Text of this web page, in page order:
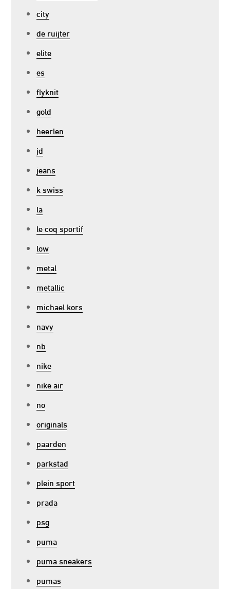
city
de ruijter
elite
es
flyknit
gold
heerlen
jd
jeans
k swiss
la
le coq sportif
low
metal
metallic
michael kors
navy
nb
nike
nike air
no
originals
paarden
parkstad
plein sport
prada
psg
puma
puma sneakers
pumas